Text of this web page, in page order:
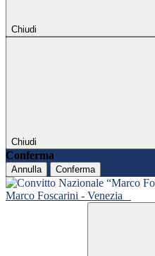
Chiudi
Chiudi
Conferma
Annulla Conferma
Marco Foscarini - Venezia